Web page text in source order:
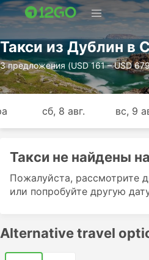
Такси из Дублин в
3 предложения (USD 161 – USD
сб, 8 авг. вс, 9
Такси не найдены
Пожалуйста, рассмотрите
или попробуйте другую
Alternative travel